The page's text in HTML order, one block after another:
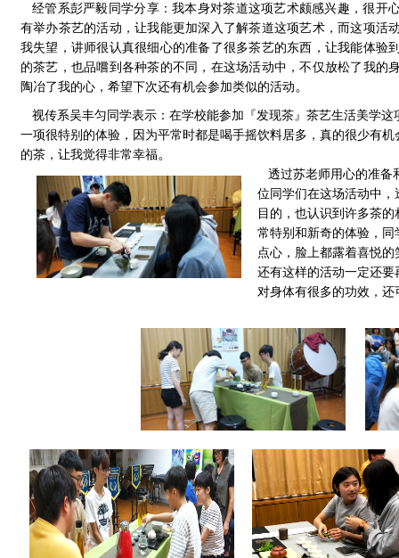
经管系彭严毅同学分享：我本身对茶道这项艺术颇感兴趣，很开
有举办茶艺的活动，让我能更加深入了解茶道这项艺术，而这项活
我失望，讲师很认真很细心的准备了很多茶艺的东西，让我能体验
的茶艺，也品嚐到各种茶的不同，在这场活动中，不仅放松了我的
陶冶了我的心，希望下次还有机会参加类似的活动 。
视传系吴丰匀同学表示： 在学校能参加『发现茶』茶艺生活美学
一项很特别的体验，因为平常时都是喝手摇饮料居多，真的很少有
的茶，让我觉得非常幸福 。
透过苏老师用心的准备
位同学们在这场活动中
目的，也认识到许多茶
常特别和新奇的体验，
点心，脸上都露着喜悦
还有这样的活动一定还
对身体有很多的功效，